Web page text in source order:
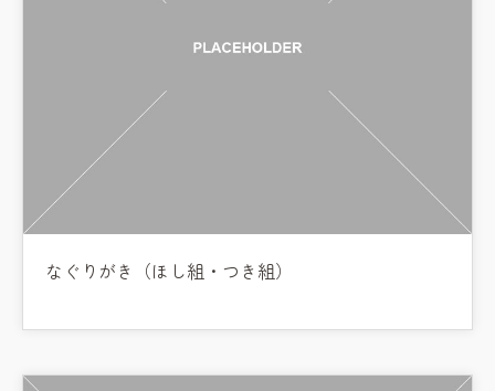
なぐりがき（ほし組・つき組）